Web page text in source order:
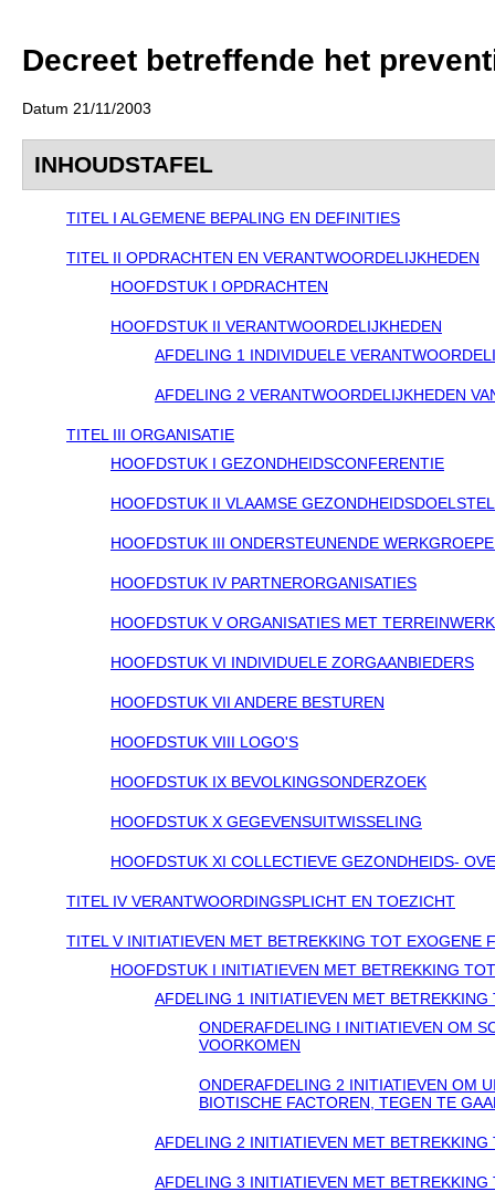
Decreet betreffende het
Datum 21/11/2003
INHOUDSTAFEL
TITEL I ALGEMENE BEPALING EN DEFINITIES
TITEL II OPDRACHTEN EN VERANTWOORDELIJKHEDEN
HOOFDSTUK I OPDRACHTEN
HOOFDSTUK II VERANTWOORDELIJKHEDEN
AFDELING 1 INDIVIDUELE
AFDELING 2 VERANTWOORDELIJKHEDEN
TITEL III ORGANISATIE
HOOFDSTUK I GEZONDHEIDSCONFERENTIE
HOOFDSTUK II VLAAMSE
HOOFDSTUK III ONDERSTEUNENDE
HOOFDSTUK IV PARTNERORGANISATIES
HOOFDSTUK V ORGANISATIES MET
HOOFDSTUK VI INDIVIDUELE ZORGAANBIEDERS
HOOFDSTUK VII ANDERE BESTUREN
HOOFDSTUK VIII LOGO'S
HOOFDSTUK IX BEVOLKINGSONDERZOEK
HOOFDSTUK X GEGEVENSUITWISSELING
HOOFDSTUK XI COLLECTIEVE GEZONDHEIDS-
TITEL IV VERANTWOORDINGSPLICHT EN TOEZICHT
TITEL V INITIATIEVEN MET BETREKKING TOT EXOGENE
HOOFDSTUK I INITIATIEVEN MET BETREKKING
AFDELING 1 INITIATIEVEN MET
ONDERAFDELING I INITIATIEVEN OM
VOORKOMEN
ONDERAFDELING 2 INITIATIEVEN OM
BIOTISCHE FACTOREN, TEGEN TE
AFDELING 2 INITIATIEVEN MET
AFDELING 3 INITIATIEVEN MET